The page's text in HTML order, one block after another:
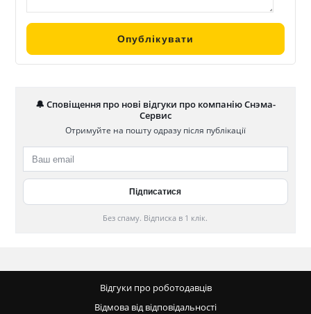
🔔 Сповіщення про нові відгуки про компанію Снэма-
Сервис
Отримуйте на пошту одразу після публікації
Без спаму. Відписка в 1 клік.
Відгуки про роботодавців
Відмова від відповідальності